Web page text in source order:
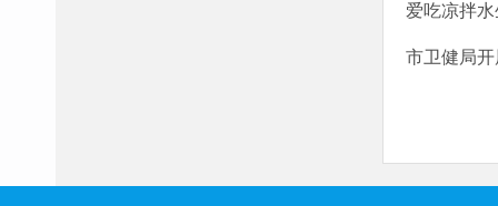
爱吃凉拌
市卫健局